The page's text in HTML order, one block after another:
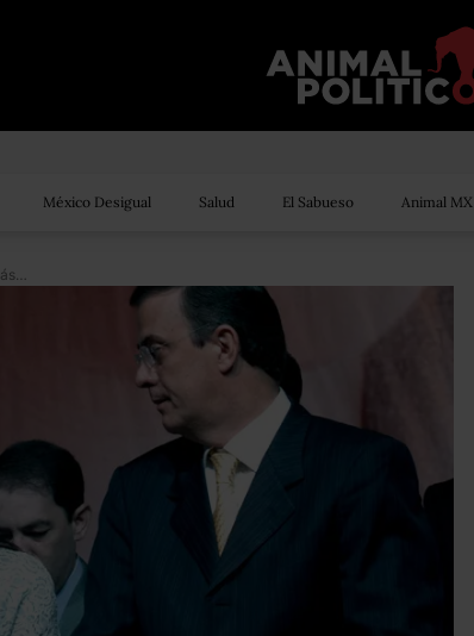
México Desigual Salud El Sabueso Animal MX
Empleados de Barrales <br>ganan más que Ebrard